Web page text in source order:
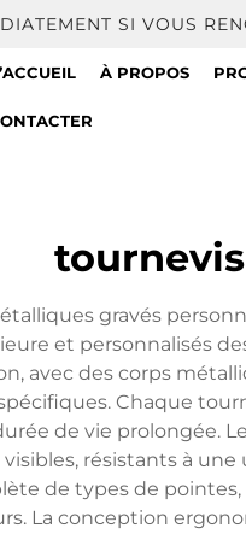
SI VOUS
À PROPOS
gravés
et personnalisés
avec des corps
Chaque
de vie prolongée.
résistants à
de types de pointes,
La conception